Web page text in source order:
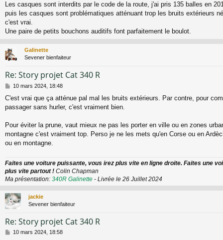
Les casques sont interdits par le code de la route, j'ai pris 135 balles en
puis les casques sont problématiques atténuant trop les bruits extérieurs
c'est vrai.
Une paire de petits bouchons auditifs font parfaitement le boulot.
Galinette
Sevener bienfaiteur
Re: Story projet Cat 340 R
M
s
s
g
10 mars 2024, 18:48
C'est vrai que ça atténue pal mal les bruits extérieurs. Par contre, pour
passager sans hurler, c'est vraiment bien.
Pour éviter la prune, vaut mieux ne pas les porter en ville ou en zones
montagne c'est vraiment top. Perso je ne les mets qu'en Corse ou en
ou en montagne.
Faites une voiture puissante, vous irez plus vite en ligne droite. Faites une
plus vite partout ! Colin Chapman
Ma présentation: 340R Galinette - Livrée le 26 Juillet 2024
jackie
Sevener bienfaiteur
Re: Story projet Cat 340 R
M10 mars 2024, 18:58